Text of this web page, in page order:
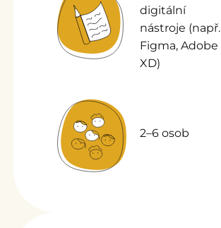
digitální
nástroje (např.
Figma, Adobe
XD)
2–6 osob